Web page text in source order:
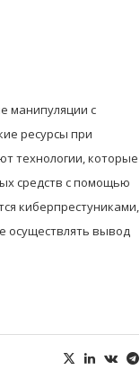
манипуляции с
ресурсы при
технологии, которые
средств с помощью
киберпрестуниками,
осуществлять вывод